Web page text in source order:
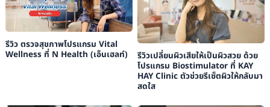
รีวิว ตรวจสุขภาพโปรแกรม Vital
Wellness ที่ N Health (เอ็นเฮลท์)
รีวิวเปลี่ยนผิวเสียให้เป็นผิวสวย ด้วย
โปรแกรม Biostimulator ที่ KAY
HAY Clinic ตัวช่วยรีเซ็ตผิวให้กลับมา
สดใส